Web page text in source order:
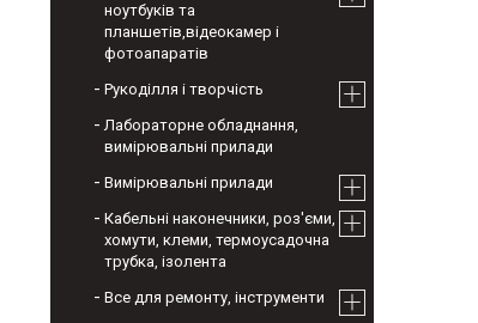
ноутбуків та
планшетів,відеокамер і
фотоапаратів
Рукоділля і творчість
Лабораторне обладнання,
вимірювальні прилади
Вимірювальні прилади
Кабельні наконечники, роз'єми,
хомути, клеми, термоусадочна
трубка, ізолента
Все для ремонту, інструменти